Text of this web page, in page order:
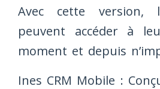
Avec cette version,
peuvent accéder à
moment et depuis
Ines CRM Mobile :